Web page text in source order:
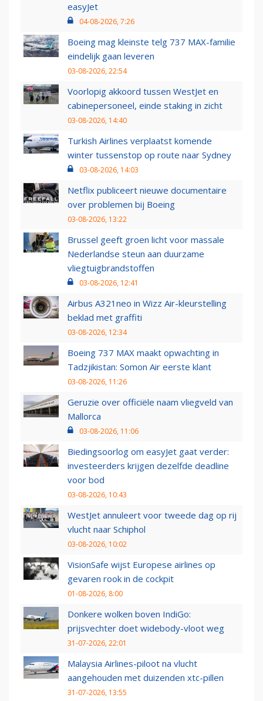
easyJet
04-08-2026, 7:26
Boeing mag kleinste telg 737 MAX-familie
eindelijk gaan leveren
03-08-2026, 22:54
Voorlopig akkoord tussen WestJet en
cabinepersoneel, einde staking in zicht
03-08-2026, 14:40
Turkish Airlines verplaatst komende
winter tussenstop op route naar Sydney
03-08-2026, 14:03
Netflix publiceert nieuwe documentaire
over problemen bij Boeing
03-08-2026, 13:22
Brussel geeft groen licht voor massale
Nederlandse steun aan duurzame
vliegtuigbrandstoffen
03-08-2026, 12:41
Airbus A321neo in Wizz Air-kleurstelling
beklad met graffiti
03-08-2026, 12:34
Boeing 737 MAX maakt opwachting in
Tadzjikistan: Somon Air eerste klant
03-08-2026, 11:26
Geruzie over officiële naam vliegveld van
Mallorca
03-08-2026, 11:06
Biedingsoorlog om easyJet gaat verder:
investeerders krijgen dezelfde deadline
voor bod
03-08-2026, 10:43
WestJet annuleert voor tweede dag op rij
vlucht naar Schiphol
03-08-2026, 10:02
VisionSafe wijst Europese airlines op
gevaren rook in de cockpit
01-08-2026, 8:00
Donkere wolken boven IndiGo:
prijsvechter doet widebody-vloot weg
31-07-2026, 22:01
Malaysia Airlines-piloot na vlucht
aangehouden met duizenden xtc-pillen
31-07-2026, 13:55